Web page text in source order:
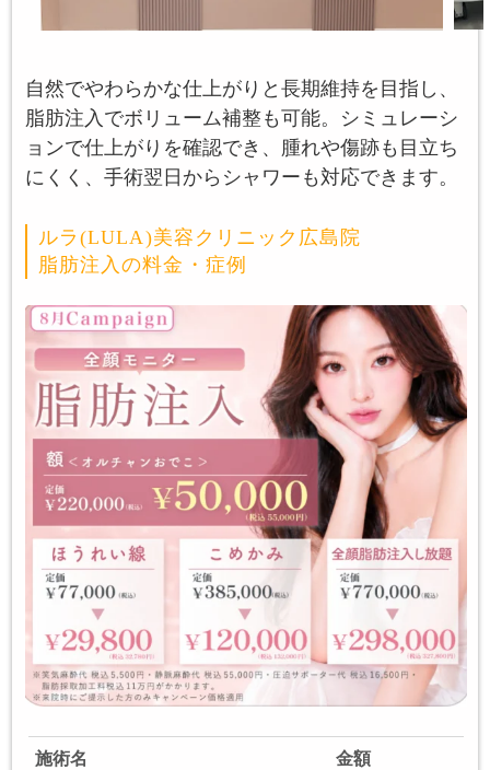
自然でやわらかな仕上がりと長期維持を目指し、
脂肪注入でボリューム補整も可能。シミュレーシ
ョンで仕上がりを確認でき、腫れや傷跡も目立ち
にくく、手術翌日からシャワーも対応できます。
ルラ(LULA)美容クリニック広島院
脂肪注入の料金・症例
施術名 金額